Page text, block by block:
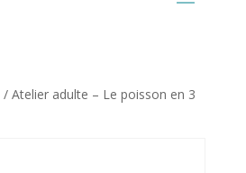
/ Atelier adulte – Le poisson en 3